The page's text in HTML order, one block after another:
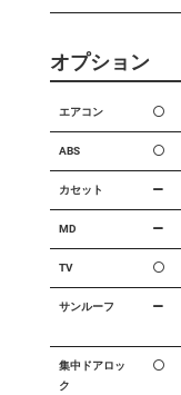
オプション
エアコン
ABS
カセット
MD
TV
サンルーフ
集中ドアロッ
ク